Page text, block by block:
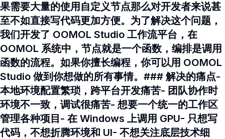
果需要大量的使用自定义节点那么对开发者来说甚
至不如直接写代码更加方便。为了解决这个问题，
我们开发了 OOMOL Studio 工作流平台，在
OOMOL 系统中，节点就是一个函数，编排是调用
函数的流程。如果你擅长编程，你可以用 OOMOL
Studio 做到你想做的所有事情。### 解决的痛点-
本地环境配置繁琐，跨平台开发痛苦- 团队协作时
环境不一致，调试很痛苦- 想要一个统一的工作区
管理各种项目- 在 Windows 上调用 GPU- 只想写
代码，不想折腾环境和 UI- 不想关注底层技术细